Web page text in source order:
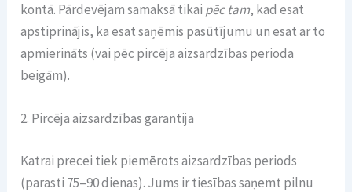
kontā. Pārdevējam samaksā tikai pēc tam, kad esat
apstiprinājis, ka esat saņēmis pasūtījumu un esat ar to
apmierināts (vai pēc pircēja aizsardzības perioda
beigām).
2. Pircēja aizsardzības garantija
Katrai precei tiek piemērots aizsardzības periods
(parasti 75–90 dienas). Jums ir tiesības saņemt pilnu